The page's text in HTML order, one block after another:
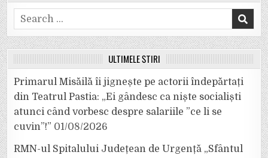
Search
for:
ULTIMELE ȘTIRI
Primarul Misăilă îi jignește pe actorii îndepărtați
din Teatrul Pastia: „Ei gândesc ca niște socialiști
atunci când vorbesc despre salariile ”ce li se
cuvin”!” 01/08/2026
RMN-ul Spitalului Județean de Urgență „Sfântul